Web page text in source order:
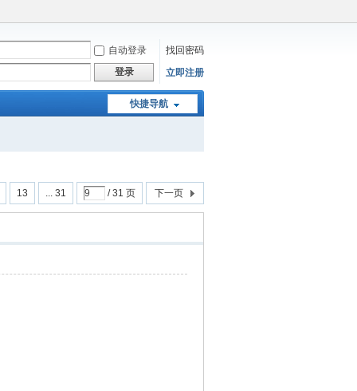
自动登录
找回密码
登录
立即注册
快捷导航
13 ... 31 / 31 页 下一页